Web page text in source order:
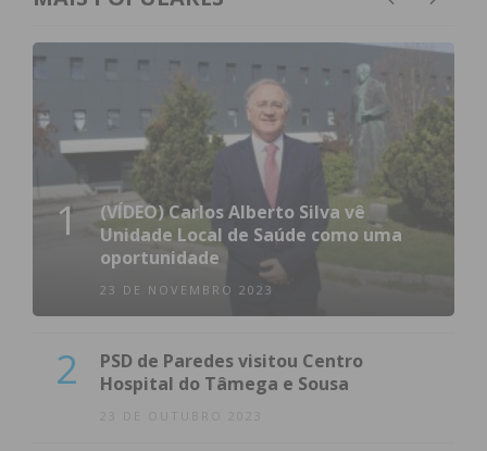
1
(VÍDEO) Carlos Alberto Silva vê
Unidade Local de Saúde como uma
oportunidade
23 DE NOVEMBRO 2023
2
PSD de Paredes visitou Centro
Hospital do Tâmega e Sousa
23 DE OUTUBRO 2023